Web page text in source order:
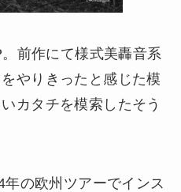
前作にて様式美轟音系
やりきったと感じた模
カタチを模索したそう
の欧州ツアーでインス